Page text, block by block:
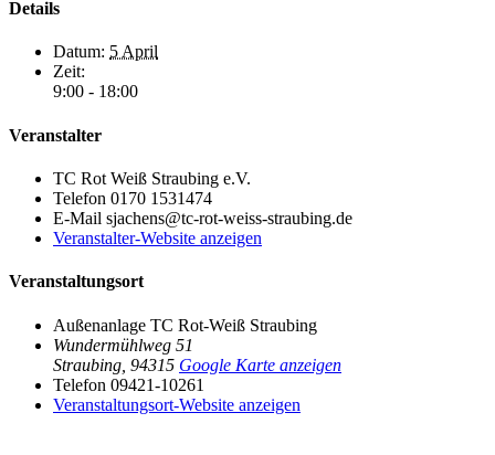
Details
Datum: 5 April
Zeit:
9:00 - 18:00
Veranstalter
TC Rot Weiß Straubing e.V.
Telefon 0170 1531474
E-Mail sjachens@tc-rot-weiss-straubing.de
Veranstalter-Website anzeigen
Veranstaltungsort
Außenanlage TC Rot-Weiß Straubing
Wundermühlweg 51
Straubing 94315 Google Karte anzeigen
Telefon 09421-10261
Veranstaltungsort-Website anzeigen